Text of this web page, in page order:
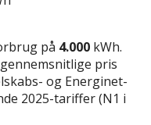
på 4.000 kWh.
pris
og Energinet-
2025-tariffer (N1 i